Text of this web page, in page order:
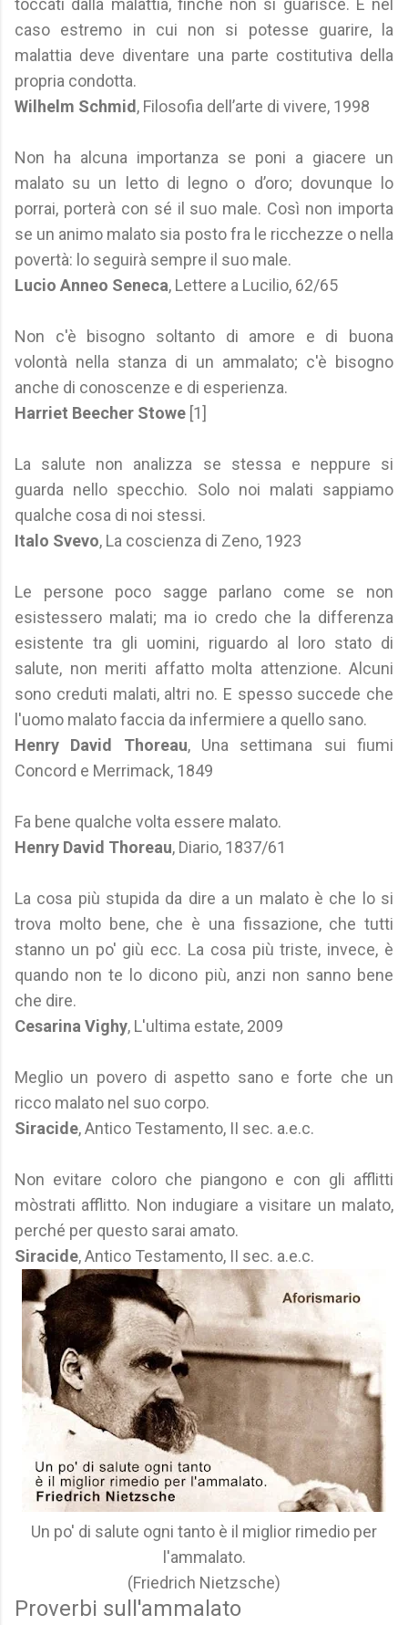
toccati dalla malattia, finché non si guarisce. E nel
caso estremo in cui non si potesse guarire, la
malattia deve diventare una parte costitutiva della
propria condotta.
Wilhelm Schmid , Filosofia dell’arte di vivere, 1998
Non ha alcuna importanza se poni a giacere un
malato su un letto di legno o d’oro; dovunque lo
porrai, porterà con sé il suo male. Così non importa
se un animo malato sia posto fra le ricchezze o nella
povertà: lo seguirà sempre il suo male.
Lucio Anneo Seneca, Lettere a Lucilio, 62/65
Non c'è bisogno soltanto di amore e di buona
volontà nella stanza di un ammalato; c'è bisogno
anche di conoscenze e di esperienza.
Harriet Beecher Stowe [1]
La salute non analizza se stessa e neppure si
guarda nello specchio. Solo noi malati sappiamo
qualche cosa di noi stessi.
Italo Svevo, La coscienza di Zeno, 1923
Le persone poco sagge parlano come se non
esistessero malati; ma io credo che la differenza
esistente tra gli uomini, riguardo al loro stato di
salute, non meriti affatto molta attenzione. Alcuni
sono creduti malati, altri no. E spesso succede che
l'uomo malato faccia da infermiere a quello sano.
Henry David Thoreau, Una settimana sui fiumi
Concord e Merrimack, 1849
Fa bene qualche volta essere malato.
Henry David Thoreau, Diario, 1837/61
La cosa più stupida da dire a un malato è che lo si
trova molto bene, che è una fissazione, che tutti
stanno un po' giù ecc. La cosa più triste, invece, è
quando non te lo dicono più, anzi non sanno bene
che dire.
Cesarina Vighy, L'ultima estate, 2009
Meglio un povero di aspetto sano e forte che un
ricco malato nel suo corpo.
Siracide, Antico Testamento, II sec. a.e.c.
Non evitare coloro che piangono e con gli afflitti
mòstrati afflitto. Non indugiare a visitare un malato,
perché per questo sarai amato.
Siracide, Antico Testamento, II sec. a.e.c.
Un po' di salute ogni tanto è il miglior rimedio per
l'ammalato.
(Friedrich Nietzsche)
Proverbi sull'ammalato